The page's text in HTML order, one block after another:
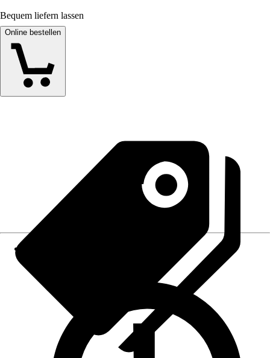
Bequem liefern lassen
Online bestellen